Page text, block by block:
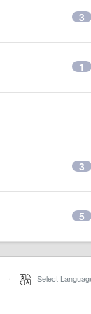
3
1
3
5
Select